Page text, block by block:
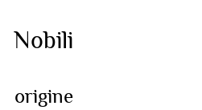
Nobili
origine